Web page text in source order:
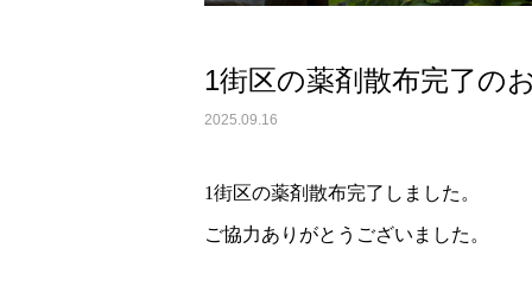
1街区の薬剤散布完了の
2025.09.16
1街区の薬剤散布完了しました。
ご協力ありがとうございました。